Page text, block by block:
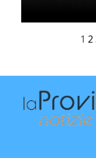
1 2